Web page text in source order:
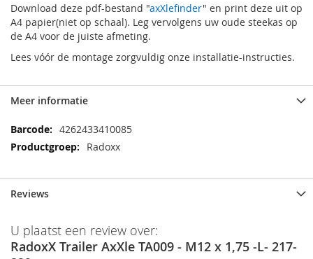
Download deze pdf-bestand "axXlefinder" en print deze uit op
A4 papier(niet op schaal). Leg vervolgens uw oude steekas op
de A4 voor de juiste afmeting.
Lees vóór de montage zorgvuldig onze installatie-instructies.
Meer informatie
Meer
informatie
4262433410085
Radoxx
Reviews
U plaatst een review over:
RadoxX Trailer AxXle TA009 - M12 x 1,75 -L- 217-